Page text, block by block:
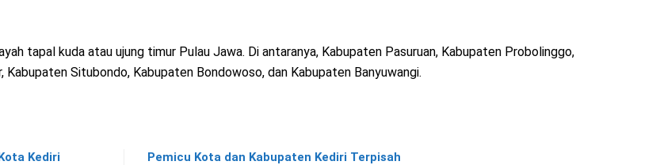
tapal kuda atau ujung timur Pulau Jawa. Di antaranya, Kabupaten Pasuruan, Kabupaten Probolinggo,
Situbondo, Kabupaten Bondowoso, dan Kabupaten Banyuwangi.
Kediri
Pemicu Kota dan Kabupaten Kediri Terpisah